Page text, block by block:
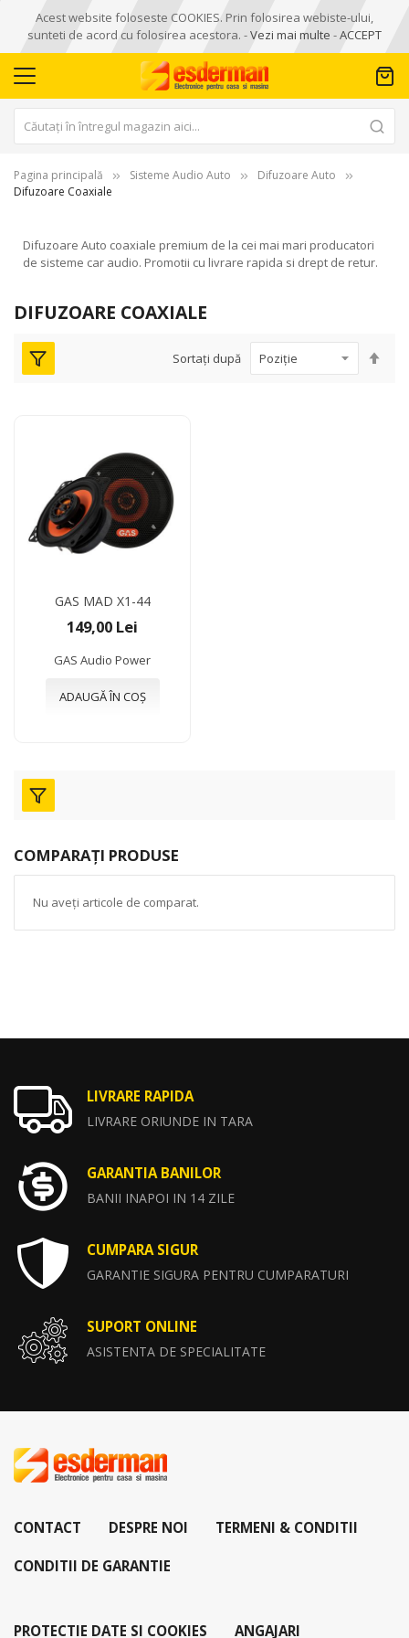
Acest website foloseste COOKIES. Prin folosirea webiste-ului,
sunteti de acord cu folosirea acestora. -Vezi mai multe -ACCEPT
Pagina principală Sisteme Audio Auto
Difuzoare Auto
Difuzoare Coaxiale
Difuzoare Auto coaxiale premium de la cei mai mari producatori
de sisteme car audio. Promotii cu livrare rapida si drept de retur.
DIFUZOARE COAXIALE
Sortați după
GAS MAD X1-44
149,00 Lei
GAS Audio Power
ADAUGĂ ÎN COȘ
COMPARAȚI PRODUSE
Nu aveți articole de comparat.
LIVRARE RAPIDA
LIVRARE ORIUNDE IN TARA
GARANTIA BANILOR
BANII INAPOI IN 14 ZILE
CUMPARA SIGUR
GARANTIE SIGURA PENTRU CUMPARATURI
SUPORT ONLINE
ASISTENTA DE SPECIALITATE
CONTACT DESPRE NOI TERMENI & CONDITII
CONDITII DE GARANTIE
PROTECTIE DATE SI COOKIES ANGAJARI